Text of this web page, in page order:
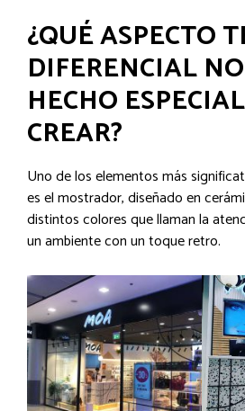
¿QUÉ ASPECTO
DIFERENCIAL
HECHO
CREAR?
Uno de los elementos más
es el mostrador, diseñado en
distintos colores que llaman la
un ambiente con un toque retro.